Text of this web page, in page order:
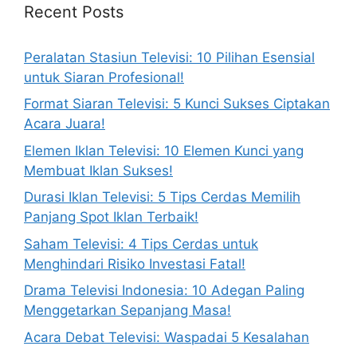
Recent Posts
Peralatan Stasiun Televisi: 10 Pilihan Esensial
untuk Siaran Profesional!
Format Siaran Televisi: 5 Kunci Sukses Ciptakan
Acara Juara!
Elemen Iklan Televisi: 10 Elemen Kunci yang
Membuat Iklan Sukses!
Durasi Iklan Televisi: 5 Tips Cerdas Memilih
Panjang Spot Iklan Terbaik!
Saham Televisi: 4 Tips Cerdas untuk
Menghindari Risiko Investasi Fatal!
Drama Televisi Indonesia: 10 Adegan Paling
Menggetarkan Sepanjang Masa!
Acara Debat Televisi: Waspadai 5 Kesalahan